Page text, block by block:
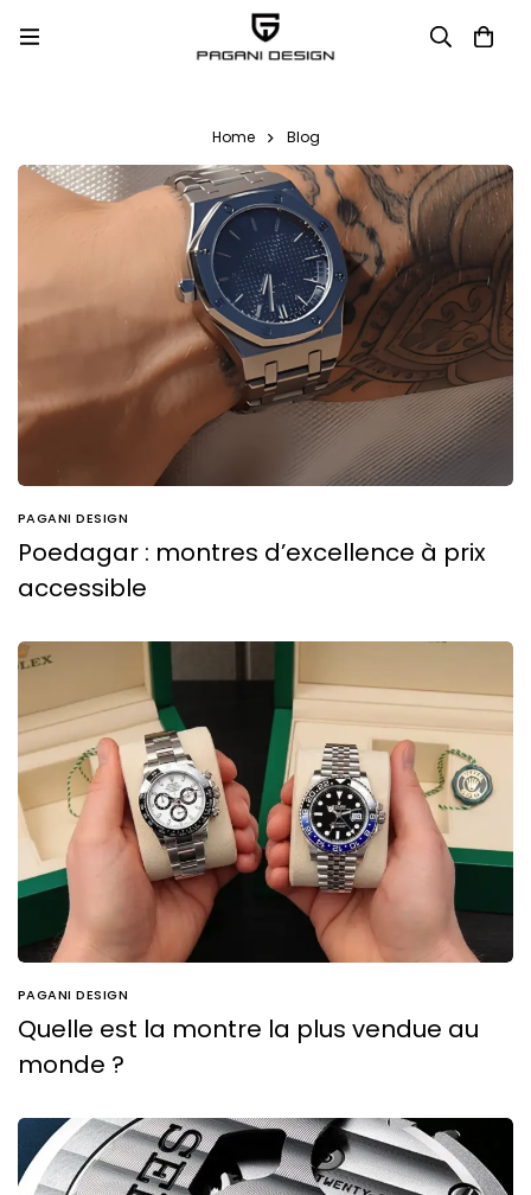
Home Blog
PAGANI DESIGN
Poedagar : montres d’excellence à prix
accessible
PAGANI DESIGN
Quelle est la montre la plus vendue au
monde ?